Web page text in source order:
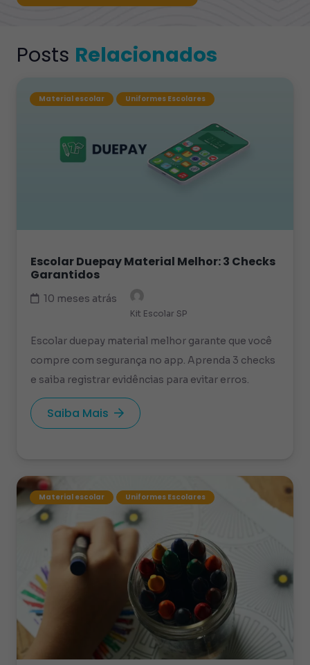
Posts Relacionados
Material escolar Uniformes Escolares
Escolar Duepay Material Melhor: 3 Checks
Garantidos
10 meses atrás
Kit Escolar SP
Escolar duepay material melhor garante que você
compre com segurança no app. Aprenda 3 checks
e saiba registrar evidências para evitar erros.
Saiba Mais
Material escolar Uniformes Escolares